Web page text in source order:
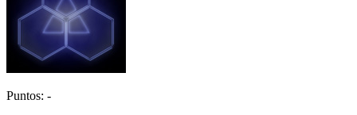
Puntos: -